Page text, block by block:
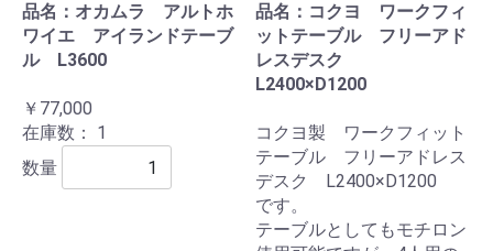
品名：オカムラ アルトホ
ワイエ アイランドテーブ
ル L3600
￥77,000
在庫数： 1
数量
品名：コクヨ ワークフィ
ットテーブル フリーアド
レスデスク
L2400×D1200
コクヨ製 ワークフィット
テーブル フリーアドレス
デスク L2400×D1200
です。
テーブルとしてもモチロン